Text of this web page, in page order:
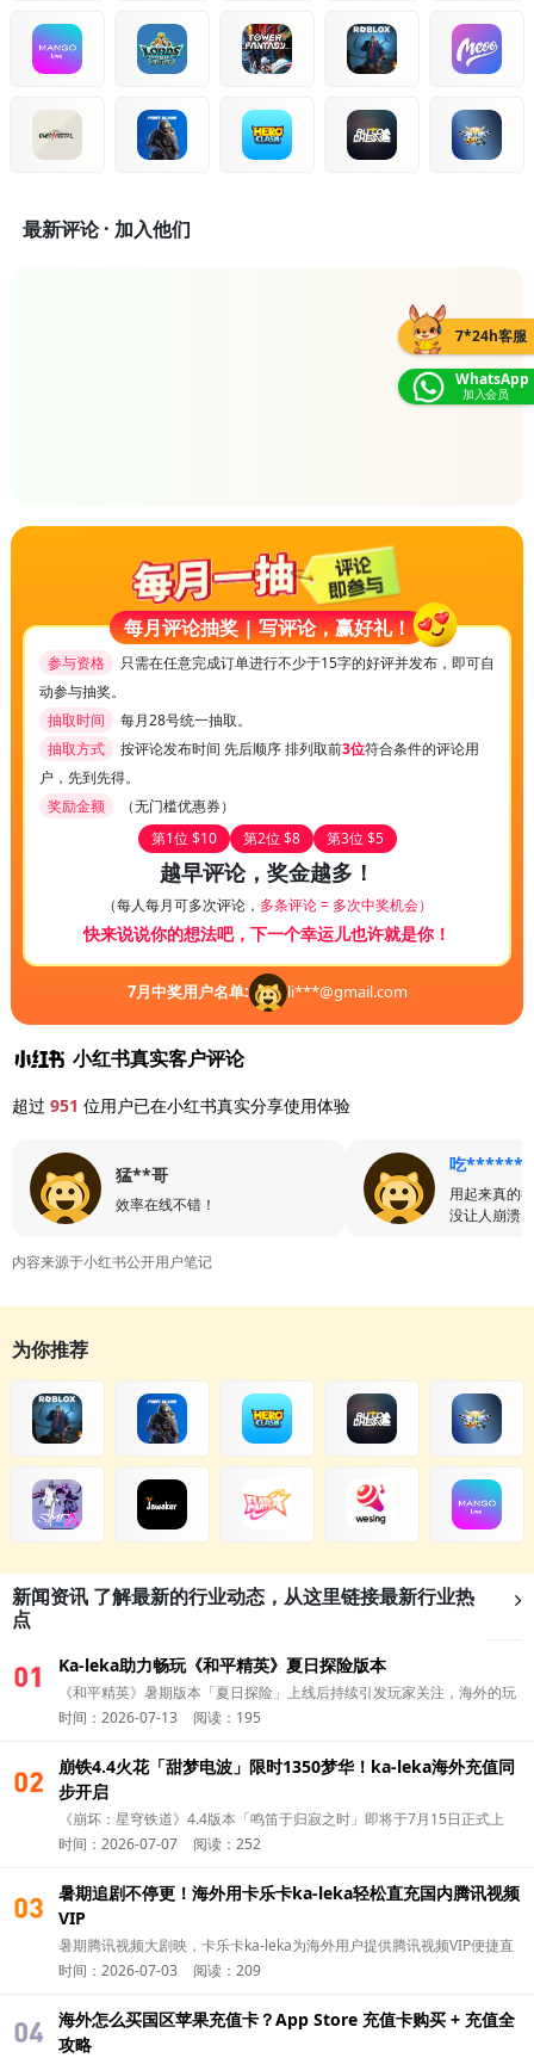
最新评论 · 加入他们
每月评论抽奖 | 写评论，赢好礼！
参与资格
只需在任意完成订单进行不少于15字的好评并发布，即可自
动参与抽奖。
抽取时间
每月28号统一抽取。
抽取方式
按评论发布时间 先后顺序 排列取前3位符合条件的评论用
户，先到先得。
奖励金额
（无门槛优惠券）
第1位 $10
第2位 $8 第3位 $5
越早评论，奖金越多！
（每人每月可多次评论， 多条评论 = 多次中奖机会）
快来说说你的想法吧，下一个幸运儿也许就是你！
7月中奖用户名单: li***@gmail.com
小红书真实客户评论
超过 951 位用户已在小红书真实分享使用体验
猛**哥
效率在线不错！
吃******
用起来真的
没让人崩溃
内容来源于小红书公开用户笔记
为你推荐
新闻资讯 了解最新的行业动态，从这里链接最新行业热
点
01
Ka-leka助力畅玩《和平精英》夏日探险版本
《和平精英》暑期版本「夏日探险」上线后持续引发玩家关注，海外的玩
家除了第一时间更新版本，可以通过 华人充值平台Ka-leka 完成国区游戏
时间：2026-07-13 阅读：195
01
崩铁4.4火花「甜梦电波」限时1350梦华！ka-leka海外充值同
步开启
《崩坏：星穹铁道》4.4版本「鸣笛于归寂之时」即将于7月15日正式上
线。今天就和卡乐卡ka-leka一起了解，怎么海外充值火花（Sparkle） 的
时间：2026-07-07 阅读：252
01
暑期追剧不停更！海外用卡乐卡ka-leka轻松直充国内腾讯视频
VIP
暑期腾讯视频大剧映，卡乐卡ka-leka为海外用户提供腾讯视频VIP便捷直
充，追剧无广告畅看一夏。
时间：2026-07-03 阅读：209
01
海外怎么买国区苹果充值卡？App Store 充值卡购买 + 充值全
攻略
7*24h客服
WhatsApp
加入会员